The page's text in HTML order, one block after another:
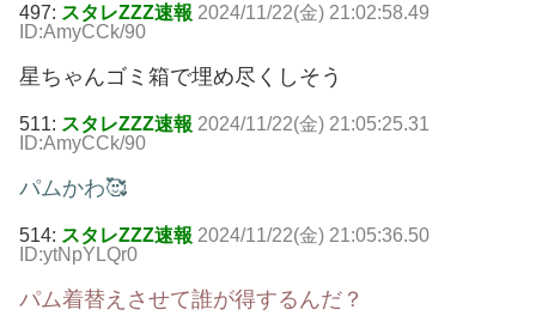
497: スタレZZZ速報 2024/11/22(金) 21:02:58.49
ID:AmyCCk/90
星ちゃんゴミ箱で埋め尽くしそう
511: スタレZZZ速報 2024/11/22(金) 21:05:25.31
ID:AmyCCk/90
パムかわ🥰
514: スタレZZZ速報 2024/11/22(金) 21:05:36.50
ID:ytNpYLQr0
パム着替えさせて誰が得するんだ？